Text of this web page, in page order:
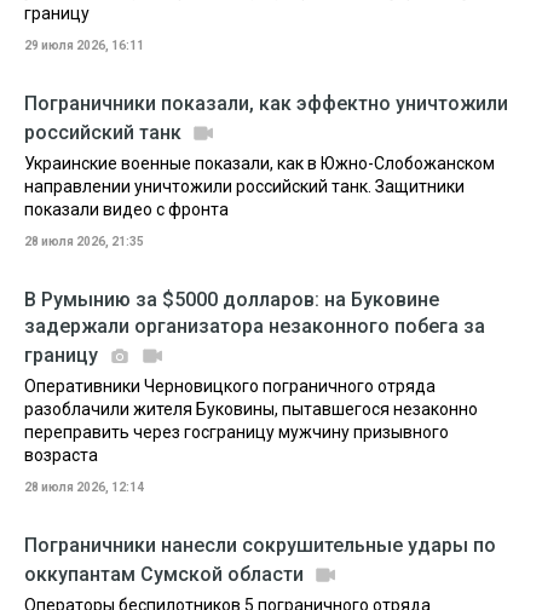
границу
29 июля 2026, 16:11
Пограничники показали, как эффектно уничтожили
российский танк
Украинские военные показали, как в Южно-Слобожанском
направлении уничтожили российский танк. Защитники
показали видео с фронта
28 июля 2026, 21:35
В Румынию за $5000 долларов: на Буковине
задержали организатора незаконного побега за
границу
Оперативники Черновицкого пограничного отряда
разоблачили жителя Буковины, пытавшегося незаконно
переправить через госграницу мужчину призывного
возраста
28 июля 2026, 12:14
Пограничники нанесли сокрушительные удары по
оккупантам Сумской области
Операторы беспилотников 5 пограничного отряда